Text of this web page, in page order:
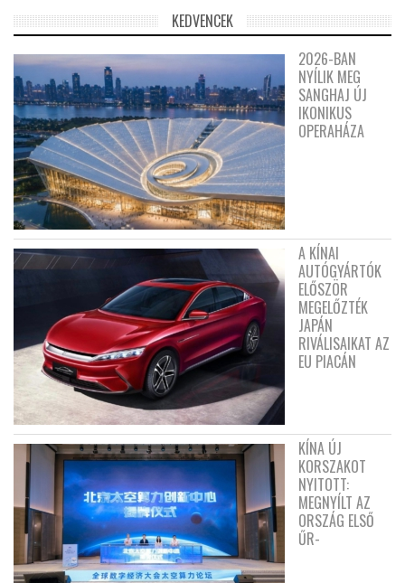
KEDVENCEK
2026-BAN
NYÍLIK MEG
SANGHAJ ÚJ
IKONIKUS
OPERAHÁZA
A KÍNAI
AUTÓGYÁRTÓK
ELŐSZÖR
MEGELŐZTÉK
JAPÁN
RIVÁLISAIKAT AZ
EU PIACÁN
KÍNA ÚJ
KORSZAKOT
NYITOTT:
MEGNYÍLT AZ
ORSZÁG ELSŐ
ŰR-